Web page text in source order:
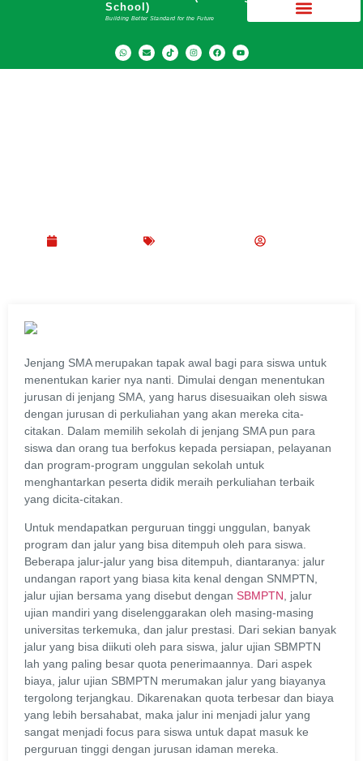
School)
Building Better Standard for the Future
Jenjang SMA merupakan tapak awal bagi para siswa untuk
menentukan karier nya nanti. Dimulai dengan menentukan
jurusan di jenjang SMA, yang harus disesuaikan oleh siswa
dengan jurusan di perkuliahan yang akan mereka cita-
citakan. Dalam memilih sekolah di jenjang SMA pun para
siswa dan orang tua berfokus kepada persiapan, pelayanan
dan program-program unggulan sekolah untuk
menghantarkan peserta didik meraih perkuliahan terbaik
yang dicita-citakan.
Untuk mendapatkan perguruan tinggi unggulan, banyak
program dan jalur yang bisa ditempuh oleh para siswa.
Beberapa jalur-jalur yang bisa ditempuh, diantaranya: jalur
undangan raport yang biasa kita kenal dengan SNMPTN,
jalur ujian bersama yang disebut dengan SBMPTN , jalur
ujian mandiri yang diselenggarakan oleh masing-masing
universitas terkemuka, dan jalur prestasi. Dari sekian banyak
jalur yang bisa diikuti oleh para siswa, jalur ujian SBMPTN
lah yang paling besar quota penerimaannya. Dari aspek
biaya, jalur ujian SBMPTN merumakan jalur yang biayanya
tergolong terjangkau. Dikarenakan quota terbesar dan biaya
yang lebih bersahabat, maka jalur ini menjadi jalur yang
sangat menjadi focus para siswa untuk dapat masuk ke
perguruan tinggi dengan jurusan idaman mereka.